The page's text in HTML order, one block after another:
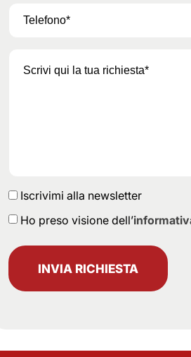
Iscrivimi alla newsletter
Ho preso visione dell’
INVIA RICHIESTA